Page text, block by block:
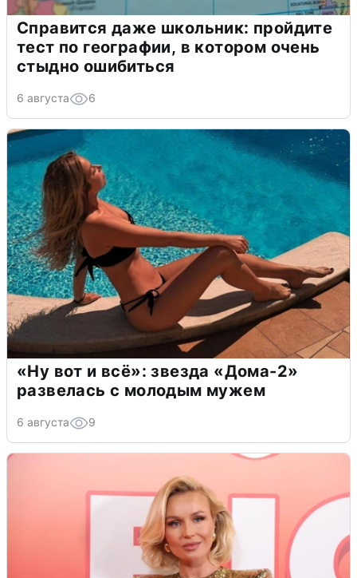
Справится даже школьник: пройдите
тест по географии, в котором очень
стыдно ошибиться
6 августа 6
«Ну вот и всё»: звезда «Дома-2»
развелась с молодым мужем
6 августа 9